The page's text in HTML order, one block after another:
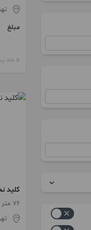
مبلغ
5 ماه پیش
کلید
76 متر / 2 اتاق / طبقه 1